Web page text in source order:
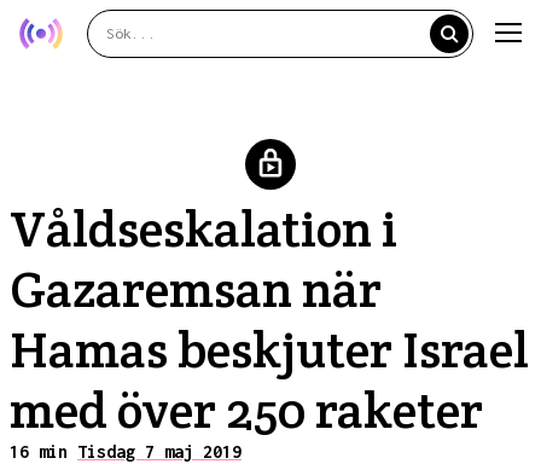
Våldseskalation i
Gazaremsan när
Hamas beskjuter Israel
med över 250 raketer
16 min Tisdag 7 maj 2019